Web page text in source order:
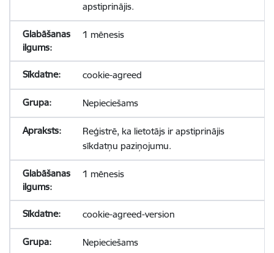
apstiprinājis.
1 mēnesis
cookie-agreed
Nepieciešams
Reģistrē, ka lietotājs ir apstiprinājis
sīkdatņu paziņojumu.
1 mēnesis
cookie-agreed-version
Nepieciešams